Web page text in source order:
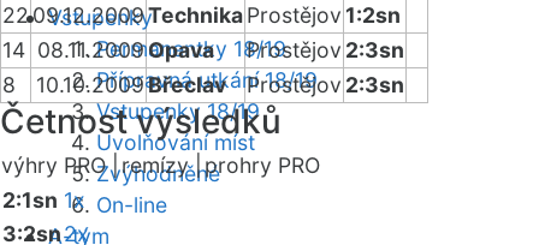
Vstupenky
Permanentky 18/19
Přípravná utkání 18/19
Vstupenky 18/19
Uvolňování míst
Zvýhodněné
On-line
A-tým
2209.12.2009TechnikaProstějov 1:2sn
14 08.11.2009Opava Prostějov 2:3sn
8
10.10.2009Břeclav Prostějov 2:3sn
Četnost výsledků
výhry PRO |remízy |prohry PRO
2:1sn 1x
3:2sn2x